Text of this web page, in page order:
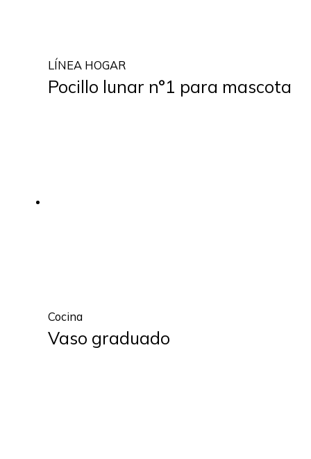
LÍNEA HOGAR
Pocillo lunar n°1 para mascota
Cocina
Vaso graduado